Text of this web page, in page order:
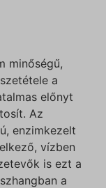
minőségű,
a
előnyt
Az
enzimkezelt
vízben
is ezt a
a